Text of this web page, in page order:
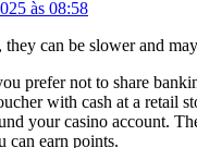
às 08:58
they can be slower and
prefer not to share
with cash at a retail
your casino account.
can earn points.